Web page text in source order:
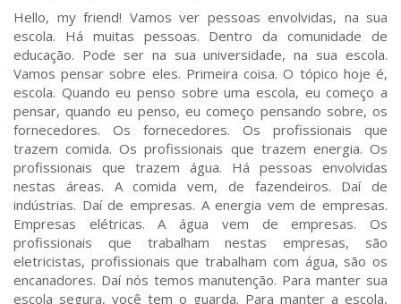
Hello, my friend! Vamos ver pessoas envolvidas, na sua
escola. Há muitas pessoas. Dentro da comunidade de
educação. Pode ser na sua universidade, na sua escola.
Vamos pensar sobre eles. Primeira coisa. O tópico hoje é,
escola. Quando eu penso sobre uma escola, eu começo a
pensar, quando eu penso, eu começo pensando sobre, os
fornecedores. Os fornecedores. Os profissionais que
trazem comida. Os profissionais que trazem energia. Os
profissionais que trazem água. Há pessoas envolvidas
nestas áreas. A comida vem, de fazendeiros. Daí de
indústrias. Daí de empresas. A energia vem de empresas.
Empresas elétricas. A água vem de empresas. Os
profissionais que trabalham nestas empresas, são
eletricistas, profissionais que trabalham com água, são os
encanadores. Daí nós temos manutenção. Para manter sua
escola segura, você tem o guarda. Para manter a escola,